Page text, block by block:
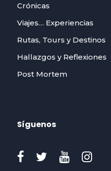
Crónicas
Viajes… Experiencias
Rutas, Tours y Destinos
Hallazgos y Reflexiones
Post Mortem
Síguenos